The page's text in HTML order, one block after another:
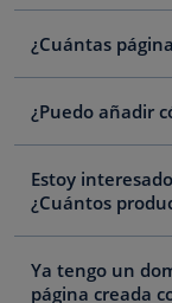
¿Cuántas
¿Puedo añadir
Estoy
¿Cuántos
Ya tengo un
página creada